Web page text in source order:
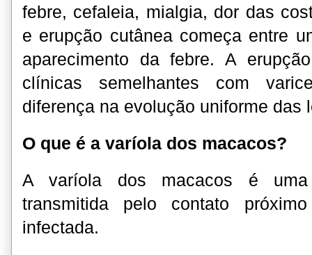
febre, cefaleia, mialgia, dor das
e erupção cutânea começa entre
aparecimento da febre. A
clínicas semelhantes com
diferença na evolução uniforme das
O que é a varíola dos macacos?
A varíola dos macacos é
transmitida pelo contato
infectada.